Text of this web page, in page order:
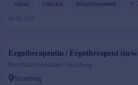
Jobrad Jobticket Mitarbeiterrabatte
06.08.2026
Ergotherapeutin / Ergotherapeut (m/
Bezirkskrankenhaus Straubing
Straubing